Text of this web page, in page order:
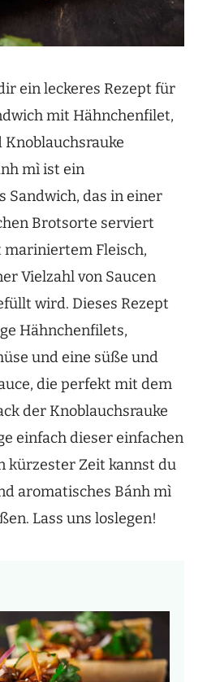
ein leckeres Rezept für
mit Hähnchenfilet,
Knoblauchsrauke
mì ist ein
Sandwich, das in einer
Brotsorte serviert
Fleisch,
Vielzahl von Saucen
wird. Dieses Rezept
Hähnchenfilets,
und eine süße und
die perfekt mit dem
der Knoblauchsrauke
einfach dieser einfachen
kürzester Zeit kannst du
aromatisches Bánh mì
Lass uns loslegen!